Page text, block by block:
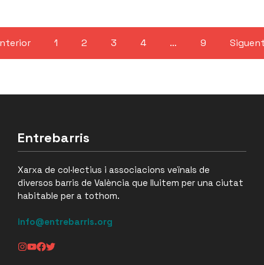
1 2 3 4 … 9
Entrebarris
Xarxa de col·lectius i associacions veïnals de
diversos barris de València que lluitem per una ciutat
habitable per a tothom.
info@entrebarris.org